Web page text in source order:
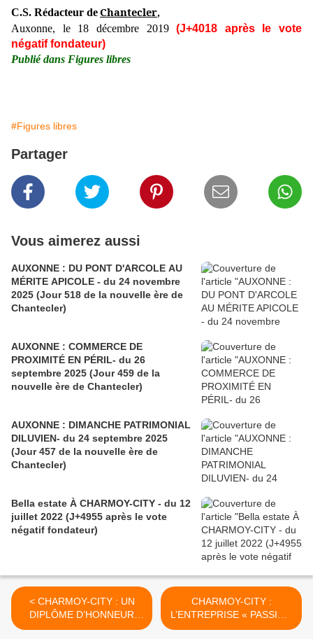
C.S. Rédacteur deChantecler,
Auxonne, le 18 décembre 2019
(J+4018 après le vote
négatif fondateur)
Publié dans Figures libres
#Figures libres
Partager
Vous aimerez aussi
AUXONNE : DU PONT D'ARCOLE AU
MÉRITE APICOLE - du 24 novembre
2025 (Jour 518 de la nouvelle ère de
Chantecler)
AUXONNE : COMMERCE DE
PROXIMITÉ EN PÉRIL- du 26
septembre 2025 (Jour 459 de la
nouvelle ère de Chantecler)
AUXONNE : DIMANCHE PATRIMONIAL
DILUVIEN- du 24 septembre 2025
(Jour 457 de la nouvelle ère de
Chantecler)
Bella estate À CHARMOY-CITY - du 12
juillet 2022 (J+4955 après le vote
négatif fondateur)
< CHARMOY-CITY : UN
DIPLÔME D’HONNEUR
POUR LES ANCIENS DU
CHARMOY-CITY :
L’ENTREPRISE « PASSION
AIMANT » ET SA